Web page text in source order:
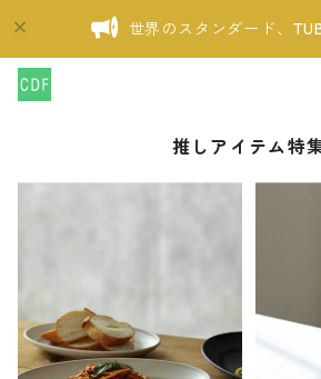
世界のスタンダード、
推しアイテム特